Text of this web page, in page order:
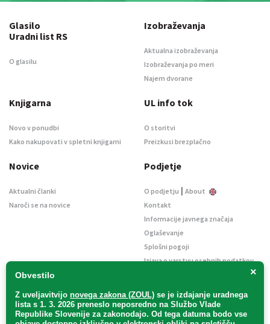
×
Obvestilo
Z uveljavitvijo novega zakona (ZOUL) se je izdajanje uradnega
lista s 1. 3. 2026 preneslo neposredno na Službo Vlade
Republike Slovenije za zakonodajo. Od tega datuma bodo vse
Glasilo
Uradni list RS
O glasilu
Izobraževanja
Aktualna izobraževanja
Izobraževanja po meri
Najem dvorane
Knjigarna
Novo v ponudbi
Kako nakupovati v spletni knjigarni
UL info tok
O storitvi
Preizkusi brezplačno
Novice
Aktualni članki
Naroči se na novice
Podjetje
O podjetju | About
Kontakt
Informacije javnega značaja
Oglaševanje
Splošni pogoji
Izjava o varstvu osebnih podatkov